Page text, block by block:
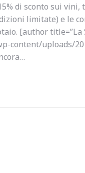
di sconto sui
limitate) e le
[author title=”La
content/uploads/